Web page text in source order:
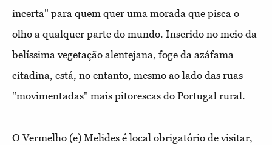
incerta" para quem quer uma morada que pisca o
olho a qualquer parte do mundo. Inserido no meio da
belíssima vegetação alentejana, foge da azáfama
citadina, está, no entanto, mesmo ao lado das ruas
"movimentadas" mais pitorescas do Portugal rural.
O Vermelho (e) Melides é local obrigatório de visitar,